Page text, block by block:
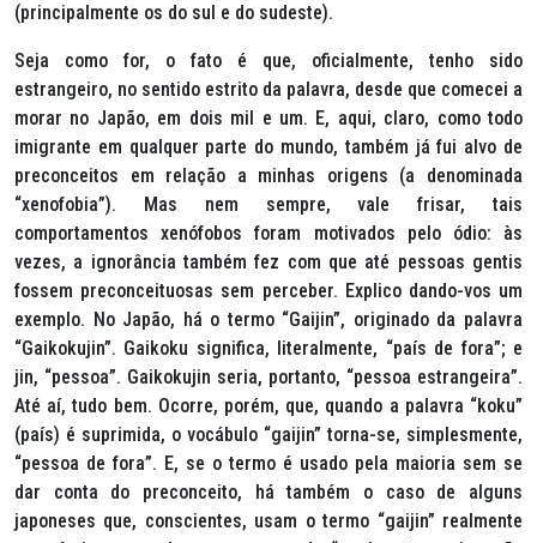
(principalmente os do sul e do sudeste).
Seja como for, o fato é que, oficialmente, tenho sido
estrangeiro, no sentido estrito da palavra, desde que comecei a
morar no Japão, em dois mil e um. E, aqui, claro, como todo
imigrante em qualquer parte do mundo, também já fui alvo de
preconceitos em relação a minhas origens (a denominada
“xenofobia”). Mas nem sempre, vale frisar, tais
comportamentos xenófobos foram motivados pelo ódio: às
vezes, a ignorância também fez com que até pessoas gentis
fossem preconceituosas sem perceber. Explico dando-vos um
exemplo. No Japão, há o termo “Gaijin”, originado da palavra
“Gaikokujin”. Gaikoku significa, literalmente, “país de fora”; e
jin, “pessoa”. Gaikokujin seria, portanto, “pessoa estrangeira”.
Até aí, tudo bem. Ocorre, porém, que, quando a palavra “koku”
(país) é suprimida, o vocábulo “gaijin” torna-se, simplesmente,
“pessoa de fora”. E, se o termo é usado pela maioria sem se
dar conta do preconceito, há também o caso de alguns
japoneses que, conscientes, usam o termo “gaijin” realmente